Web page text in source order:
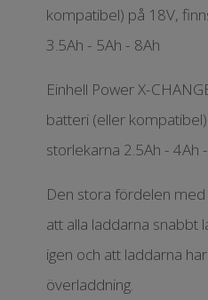
kompatibel) på 18V,
3.5Ah - 5Ah - 8Ah
Einhell Power X-
batteri (eller
storlekarna 2.5Ah - 4Ah
Den stora fördelen
att alla laddarna snabbt
igen och att laddarna
överladdning.